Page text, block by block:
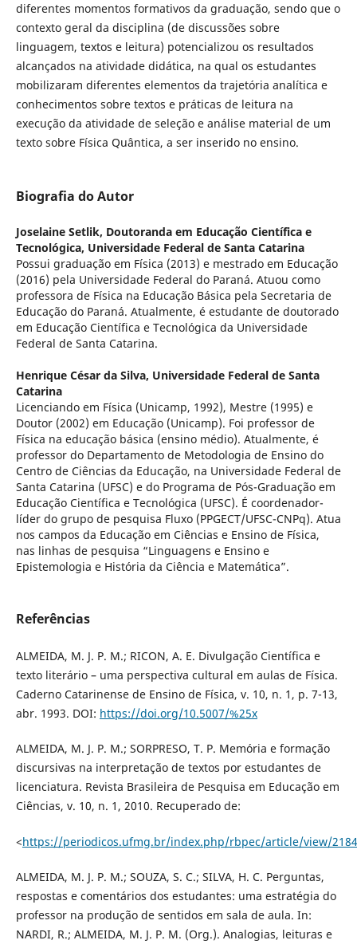
diferentes momentos formativos da graduação, sendo que o
contexto geral da disciplina (de discussões sobre
linguagem, textos e leitura) potencializou os resultados
alcançados na atividade didática, na qual os estudantes
mobilizaram diferentes elementos da trajetória analítica e
conhecimentos sobre textos e práticas de leitura na
execução da atividade de seleção e análise material de um
texto sobre Física Quântica, a ser inserido no ensino.
Biografia do Autor
Joselaine Setlik, Doutoranda em Educação Científica e
Tecnológica, Universidade Federal de Santa Catarina
Possui graduação em Física (2013) e mestrado em Educação
(2016) pela Universidade Federal do Paraná. Atuou como
professora de Física na Educação Básica pela Secretaria de
Educação do Paraná. Atualmente, é estudante de doutorado
em Educação Científica e Tecnológica da Universidade
Federal de Santa Catarina.
Henrique César da Silva, Universidade Federal de Santa
Catarina
Licenciando em Física (Unicamp, 1992), Mestre (1995) e
Doutor (2002) em Educação (Unicamp). Foi professor de
Física na educação básica (ensino médio). Atualmente, é
professor do Departamento de Metodologia de Ensino do
Centro de Ciências da Educação, na Universidade Federal de
Santa Catarina (UFSC) e do Programa de Pós-Graduação em
Educação Científica e Tecnológica (UFSC). É coordenador-
líder do grupo de pesquisa Fluxo (PPGECT/UFSC-CNPq). Atua
nos campos da Educação em Ciências e Ensino de Física,
nas linhas de pesquisa “Linguagens e Ensino e
Epistemologia e História da Ciência e Matemática”.
Referências
ALMEIDA, M. J. P. M.; RICON, A. E. Divulgação Científica e
texto literário – uma perspectiva cultural em aulas de Física.
Caderno Catarinense de Ensino de Física, v. 10, n. 1, p. 7-13,
abr. 1993. DOI: https://doi.org/10.5007/%25x
ALMEIDA, M. J. P. M.; SORPRESO, T. P. Memória e formação
discursivas na interpretação de textos por estudantes de
licenciatura. Revista Brasileira de Pesquisa em Educação em
Ciências, v. 10, n. 1, 2010. Recuperado de:
<https://periodicos.ufmg.br/index.php/rbpec/article/view/2184
ALMEIDA, M. J. P. M.; SOUZA, S. C.; SILVA, H. C. Perguntas,
respostas e comentários dos estudantes: uma estratégia do
professor na produção de sentidos em sala de aula. In:
NARDI, R.; ALMEIDA, M. J. P. M. (Org.). Analogias, leituras e